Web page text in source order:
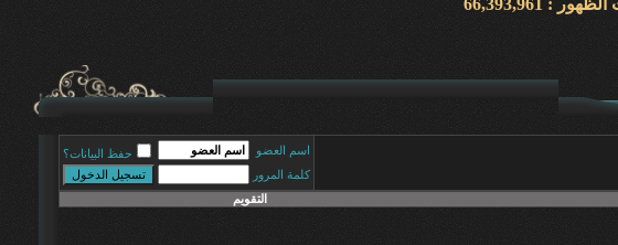
اسم العضو
حفظ البيانات؟
كلمة المرور
التقويم